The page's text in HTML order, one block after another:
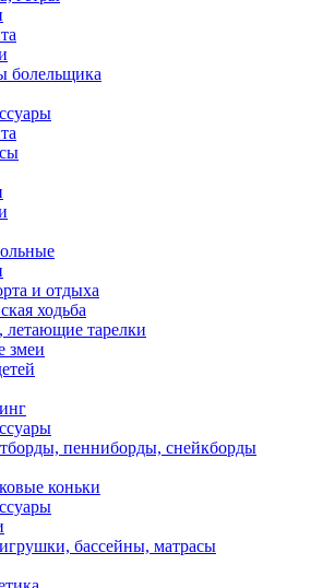
болельщика
и отдыха
ходьба
летающие тарелки
змеи
пенниборды, снейкборды
коньки
бассейны, матрасы